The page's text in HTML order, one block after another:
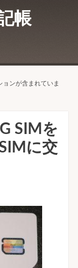
帳
ンが含まれていま
SIMを
に交